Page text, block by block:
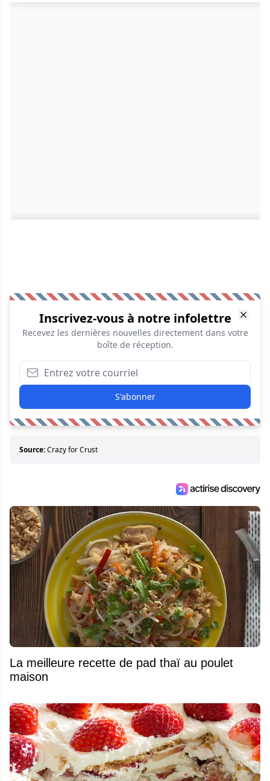
Inscrivez-vous à notre infolettre
Recevez les dernières nouvelles directement dans votre
boîte de réception.
S'abonner
Source:Crazy for Crust
La meilleure recette de pad thaï au poulet
maison